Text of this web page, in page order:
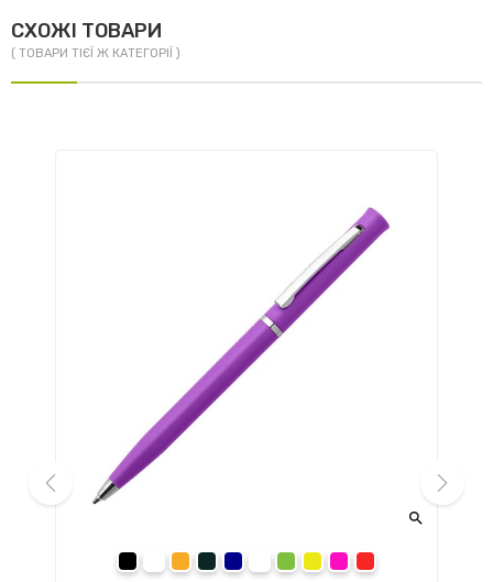
СХОЖІ ТОВАРИ
( ТОВАРИ ТІЄЇ Ж КАТЕГОРІЇ )
